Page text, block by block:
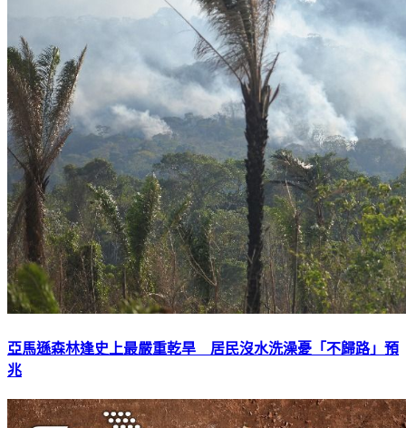
亞馬遜森林逢史上最嚴重乾旱 居民沒水洗澡憂「不歸路」預
兆